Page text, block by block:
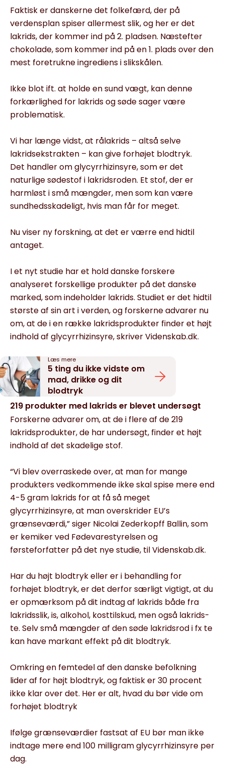
Faktisk er danskerne det folkefærd, der på
verdensplan spiser allermest slik, og her er det
lakrids, der kommer ind på 2. pladsen. Næstefter
chokolade, som kommer ind på en 1. plads over den
mest foretrukne ingrediens i slikskålen.
Ikke blot ift. at holde en sund vægt, kan denne
forkærlighed for lakrids og søde sager være
problematisk.
Vi har længe vidst, at rålakrids – altså selve
lakridsekstrakten – kan give forhøjet blodtryk.
Det handler om glycyrrhizinsyre, som er det
naturlige sødestof i lakridsroden. Et stof, der er
harmløst i små mængder, men som kan være
sundhedsskadeligt, hvis man får for meget.
Nu viser ny forskning, at det er værre end hidtil
antaget.
I et nyt studie har et hold danske forskere
analyseret forskellige produkter på det danske
marked, som indeholder lakrids. Studiet er det hidtil
største af sin art i verden, og forskerne advarer nu
om, at de i en række lakridsprodukter finder et højt
indhold af glycyrrhizinsyre, skriver Videnskab.dk.
Læs mere
5 ting du ikke vidste om
mad, drikke og dit
blodtryk
219 produkter med lakrids er blevet undersøgt
Forskerne advarer om, at de i flere af de 219
lakridsprodukter, de har undersøgt, finder et højt
indhold af det skadelige stof.
“Vi blev overraskede over, at man for mange
produkters vedkommende ikke skal spise mere end
4-5 gram lakrids for at få så meget
glycyrrhizinsyre, at man overskrider EU’s
grænseværdi,” siger Nicolai Zederkopff Ballin, som
er kemiker ved Fødevarestyrelsen og
førsteforfatter på det nye studie, til Videnskab.dk.
Har du højt blodtryk eller er i behandling for
forhøjet blodtryk, er det derfor særligt vigtigt, at du
er opmærksom på dit indtag af lakrids både fra
lakridsslik, is, alkohol, kosttilskud, men også lakrids-
te. Selv små mængder af den søde lakridsrod i fx te
kan have markant effekt på dit blodtryk.
Omkring en femtedel af den danske befolkning
lider af for højt blodtryk, og faktisk er 30 procent
ikke klar over det. Her er alt, hvad du bør vide om
forhøjet blodtryk
Ifølge grænseværdier fastsat af EU bør man ikke
indtage mere end 100 milligram glycyrrhizinsyre per
dag.